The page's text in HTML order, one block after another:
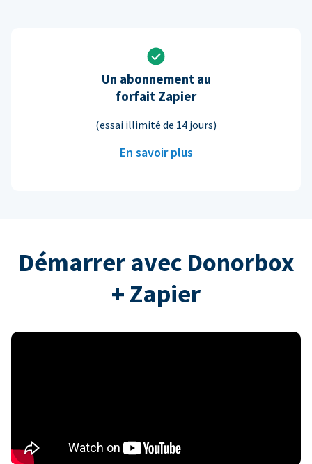
Un abonnement au
forfait Zapier
(essai illimité de 14 jours)
En savoir plus
Démarrer avec Donorbox
+ Zapier